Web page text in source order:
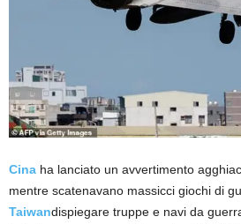
Cina ha lanciato un avvertimento
mentre scatenavano massicci giochi di
Taiwandispiegare truppe e navi da